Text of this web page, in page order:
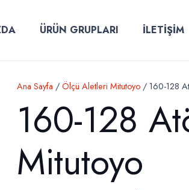
ÜRÜN GRUPLARI İLETİŞİM
Ana Sayfa / Ölçü Aletleri Mitutoyo/ 160-128
160-128
Mitutoyo